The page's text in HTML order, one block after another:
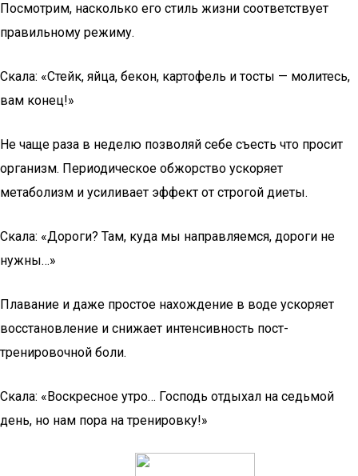
Посмотрим, насколько его стиль жизни соответствует
правильному режиму.
Скала: «Стейк, яйца, бекон, картофель и тосты — молитесь,
вам конец!»
Не чаще раза в неделю позволяй себе съесть что просит
организм. Периодическое обжорство ускоряет
метаболизм и усиливает эффект от строгой диеты.
Скала: «Дороги? Там, куда мы направляемся, дороги не
нужны…»
Плавание и даже простое нахождение в воде ускоряет
восстановление и снижает интенсивность пост-
тренировочной боли.
Скала: «Воскресное утро… Господь отдыхал на седьмой
день, но нам пора на тренировку!»